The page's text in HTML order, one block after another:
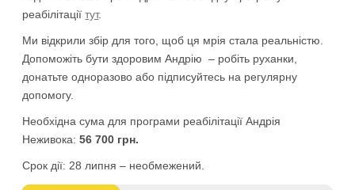
реабілітаціїтут.
Ми відкрили збір для того, щоб ця мрія стала реальністю.
Допоможіть бути здоровим Андрію – робіть руханки,
донатьте одноразово або підписуйтесь на регулярну
допомогу.
Необхідна сума для програми реабілітації Андрія
Неживока:56 700 грн.
Срок дії: 28 липня – необмежений.